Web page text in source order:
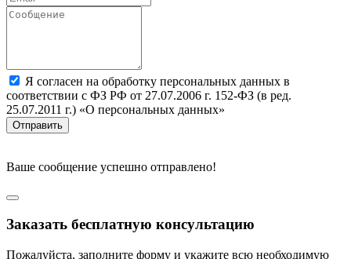
Я согласен на обработку персональных данных в
соответствии с ФЗ РФ от 27.07.2006 г. 152-ФЗ (в ред.
25.07.2011 г.) «О персональных данных»
Отправить
Ваше сообщение успешно отправлено!
Заказать бесплатную консультацию
Пожалуйста, заполните форму и укажите всю необходимую